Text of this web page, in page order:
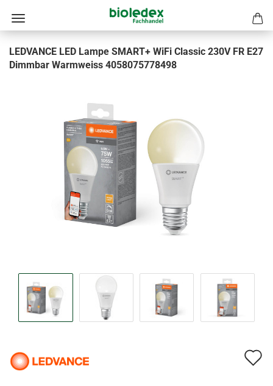
LEDVANCE LED Lampe SMART+ WiFi Classic 230V FR E27
Dimmbar Warmweiss 4058075778498